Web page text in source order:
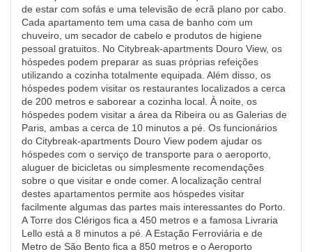
de estar com sofás e uma televisão de ecrã plano por cabo.
Cada apartamento tem uma casa de banho com um
chuveiro, um secador de cabelo e produtos de higiene
pessoal gratuitos. No Citybreak-apartments Douro View, os
hóspedes podem preparar as suas próprias refeições
utilizando a cozinha totalmente equipada. Além disso, os
hóspedes podem visitar os restaurantes localizados a cerca
de 200 metros e saborear a cozinha local. À noite, os
hóspedes podem visitar a área da Ribeira ou as Galerias de
Paris, ambas a cerca de 10 minutos a pé. Os funcionários
do Citybreak-apartments Douro View podem ajudar os
hóspedes com o serviço de transporte para o aeroporto,
aluguer de bicicletas ou simplesmente recomendações
sobre o que visitar e onde comer. A localização central
destes apartamentos permite aos hóspedes visitar
facilmente algumas das partes mais interessantes do Porto.
A Torre dos Clérigos fica a 450 metros e a famosa Livraria
Lello está a 8 minutos a pé. A Estação Ferroviária e de
Metro de São Bento fica a 850 metros e o Aeroporto